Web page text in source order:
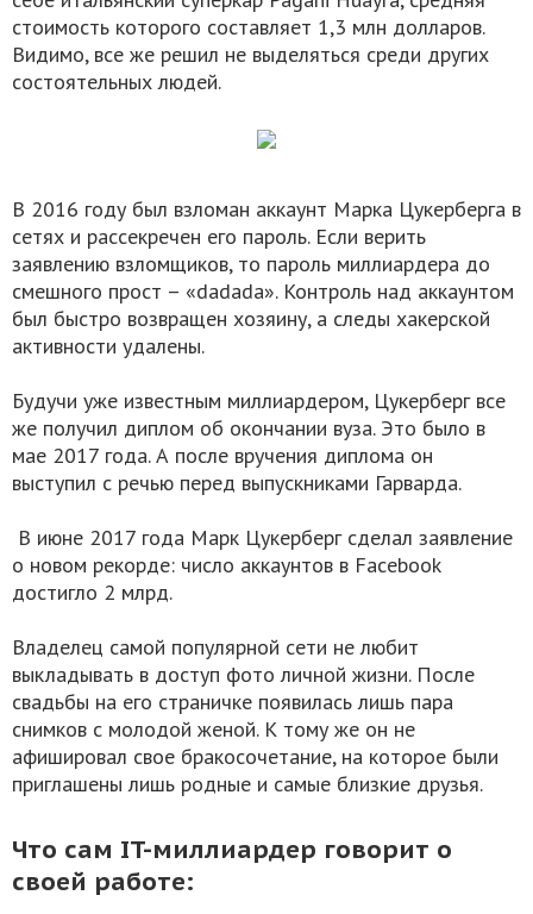
стоимость которого составляет 1,3 млн долларов.
Видимо, все же решил не выделяться среди других
состоятельных людей.
В 2016 году был взломан аккаунт Марка Цукерберга в
сетях и рассекречен его пароль. Если верить
заявлению взломщиков, то пароль миллиардера до
смешного прост – «dadada». Контроль над аккаунтом
был быстро возвращен хозяину, а следы хакерской
активности удалены.
Будучи уже известным миллиардером, Цукерберг все
же получил диплом об окончании вуза. Это было в
мае 2017 года. А после вручения диплома он
выступил с речью перед выпускниками Гарварда.
В июне 2017 года Марк Цукерберг сделал заявление
о новом рекорде: число аккаунтов в Facebook
достигло 2 млрд.
Владелец самой популярной сети не любит
выкладывать в доступ фото личной жизни. После
свадьбы на его страничке появилась лишь пара
снимков с молодой женой. К тому же он не
афишировал свое бракосочетание, на которое были
приглашены лишь родные и самые близкие друзья.
Что сам IT-миллиардер говорит о
своей работе: